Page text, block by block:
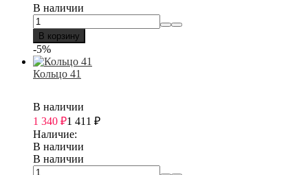
В наличии
В корзину
-5%
Кольцо 41
В наличии
1 340 ₽1 411 ₽
Наличие:
В наличии
В наличии